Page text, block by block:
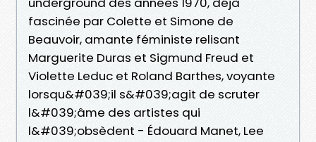
fascinée par Colette et Simone de
Beauvoir, amante féministe relisant
Marguerite Duras et Sigmund Freud et
Violette Leduc et Roland Barthes, voyante
lorsqu&#039;il s&#039;agit de scruter
l&#039;âme des artistes qui
l&#039;obsèdent - Édouard Manet, Lee